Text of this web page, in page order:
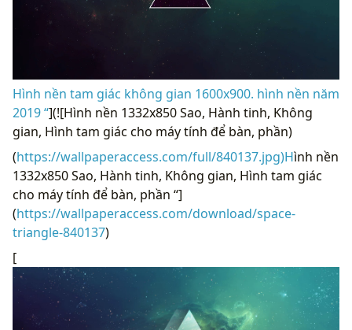
Hình nền tam giác không gian 1600x900. hình nền năm
2019 “](![Hình nền 1332x850 Sao, Hành tinh, Không
gian, Hình tam giác cho máy tính để bàn, phần)
(https://wallpaperaccess.com/full/840137.jpg)Hình nền
1332x850 Sao, Hành tinh, Không gian, Hình tam giác
cho máy tính để bàn, phần “]
(https://wallpaperaccess.com/download/space-
triangle-840137)
[